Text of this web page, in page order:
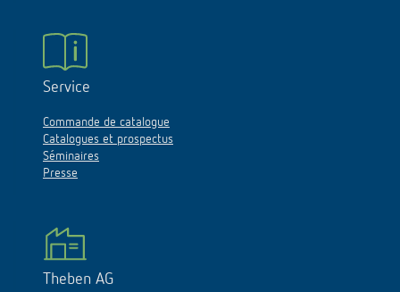
Service
Commande de catalogue
Catalogues et prospectus
Séminaires
Presse
Theben AG